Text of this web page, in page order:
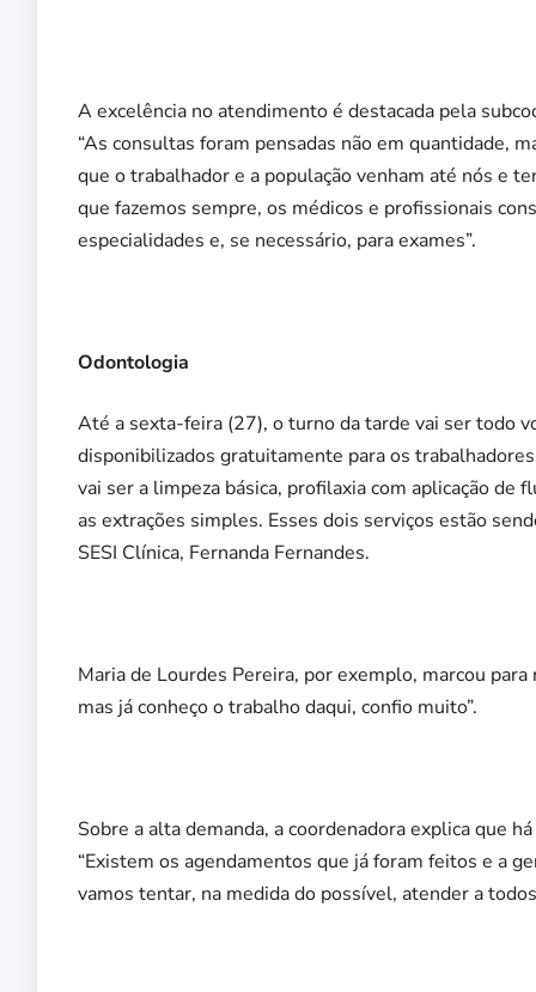
A excelência no atendimento é destacada pela
“As consultas foram pensadas não em quantidade,
que o trabalhador e a população venham até nós e
que fazemos sempre, os médicos e profissionais
especialidades e, se necessário, para exames”.
Odontologia
Até a sexta-feira (27), o turno da tarde vai ser todo
disponibilizados gratuitamente para os
vai ser a limpeza básica, profilaxia com aplicação de
as extrações simples. Esses dois serviços estão
SESI Clínica, Fernanda Fernandes.
Maria de Lourdes Pereira, por exemplo, marcou
mas já conheço o trabalho daqui, confio muito”.
Sobre a alta demanda, a coordenadora explica que
“Existem os agendamentos que já foram feitos e a
vamos tentar, na medida do possível, atender a